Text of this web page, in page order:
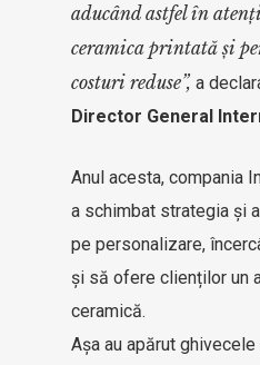
aducând astfel în
ceramica printată și
costuri reduse”, a
Director General
Anul acesta, compania
a schimbat strategia și
pe personalizare,
și să ofere clienților un
ceramică.
Așa au apărut ghivecele